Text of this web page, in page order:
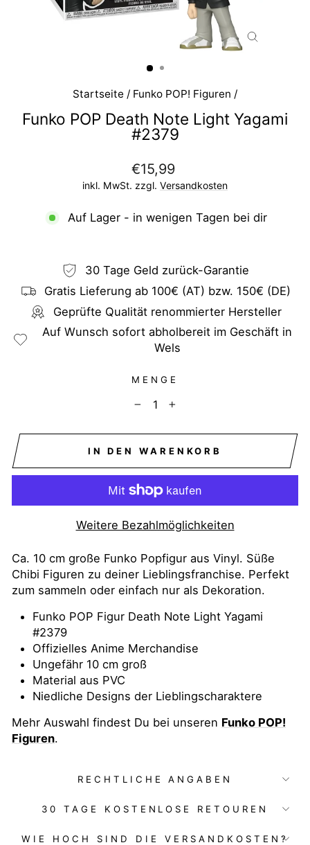
Startseite / Funko POP! Figuren /
Funko POP Death Note Light Yagami
#2379
Normaler
Preis
€15,99
inkl. MwSt. zzgl. Versandkosten
Auf Lager - in wenigen Tagen bei dir
30 Tage Geld zurück-Garantie
Gratis Lieferung ab 100€ (AT) bzw. 150€ (DE)
Geprüfte Qualität renommierter Hersteller
Auf Wunsch sofort abholbereit im Geschäft in
Wels
MENGE
+
IN DEN WARENKORB
Weitere Bezahlmöglichkeiten
Ca. 10 cm große Funko Popfigur aus Vinyl. Süße
Chibi Figuren zu deiner Lieblingsfranchise. Perfekt
zum sammeln oder einfach nur als Dekoration.
Funko POP Figur Death Note Light Yagami
#2379
Offizielles Anime Merchandise
Ungefähr 10 cm groß
Material aus PVC
Niedliche Designs der Lieblingscharaktere
Mehr Auswahl findest Du bei unseren Funko POP!
Figuren.
RECHTLICHE ANGABEN
30 TAGE KOSTENLOSE RETOUREN
WIE HOCH SIND DIE VERSANDKOSTEN?